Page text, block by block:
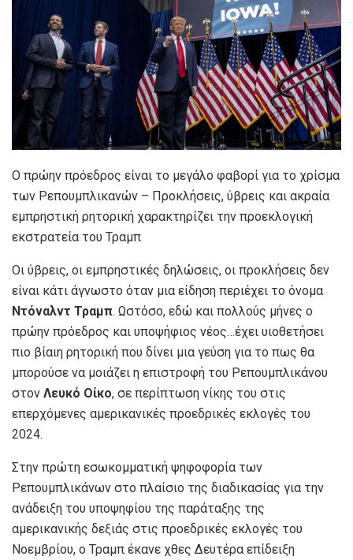
Ο πρώην πρόεδρος είναι το μεγάλο φαβορί για το χρίσμα
των Ρεπουμπλικανών – Προκλήσεις, ύβρεις και ακραία
εμπρηστική ρητορική χαρακτηρίζει την προεκλογική
εκστρατεία του Τραμπ
Οι ύβρεις, οι εμπρηστικές δηλώσεις, οι προκλήσεις δεν
είναι κάτι άγνωστο όταν μια είδηση περιέχει το όνομα
Ντόναλντ Τραμπ. Ωστόσο, εδώ και πολλούς μήνες ο
πρώην πρόεδρος και υποψήφιος νέος…έχει υιοθετήσει
πιο βίαιη ρητορική που δίνει μια γεύση για το πως θα
μπορούσε να μοιάζει η επιστροφή του Ρεπουμπλικάνου
στον Λευκό Οίκο, σε περίπτωση νίκης του στις
επερχόμενες αμερικανικές προεδρικές εκλογές του
2024.
Στην πρώτη εσωκομματική ψηφοφορία των
Ρεπουμπλικάνων στο πλαίσιο της διαδικασίας για την
ανάδειξη του υποψηφίου της παράταξης της
αμερικανικής δεξιάς στις προεδρικές εκλογές του
Νοεμβρίου, ο Τραμπ έκανε χθες Δευτέρα επίδειξη